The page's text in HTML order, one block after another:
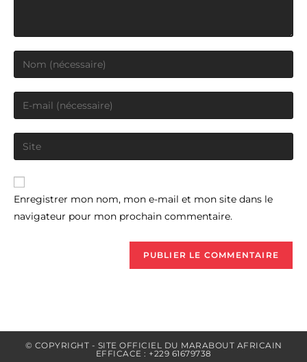
Enter
your
name
comment
Enter
your
email
address
comment
Saisir
l’URL
de
votre
(facultatif)
Enregistrer mon nom, mon e-mail et mon site dans le
navigateur pour mon prochain commentaire.
© COPYRIGHT - SITE OFFICIEL DU MARABOUT AFRICAIN
EFFICACE : +229 61679738